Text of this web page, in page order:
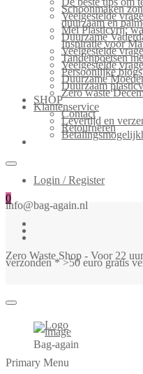
Schoonmaken
Veelgestelde
duurzaam en
Mei Plasticvrij:
Duurzame
Inspiratie voor
Veelgestelde
Tandenpoetsen
Veelgestelde
Persoonlijke
Duurzame
Duurzaam
Zero waste
SHOP
Klantenservice
Contact
Levertijd en
Retourneren
Login / Register
0
info@bag-again.nl
Zero Waste Shop - Voor 22
verzonden * >50 euro gratis
Bag-again
Primary Menu